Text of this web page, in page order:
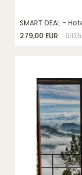
SMART DEAL -
279,00 EUR